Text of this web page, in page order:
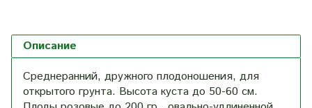
Описание
Среднеранний, дружного плодоношения, для
открытого грунта. Высота куста до 50-60 см.